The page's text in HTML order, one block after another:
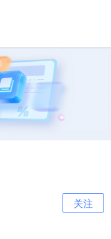
关注